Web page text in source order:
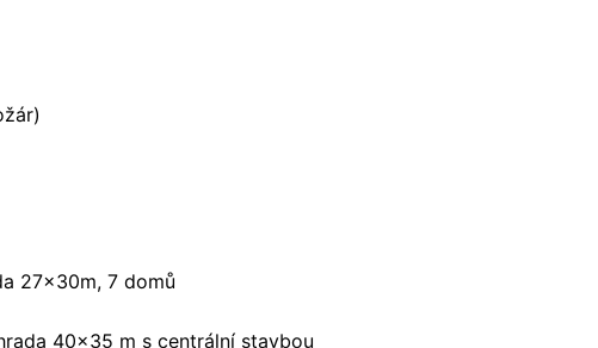
27x30m, 7 domů
40x35 m s centrální stavbou